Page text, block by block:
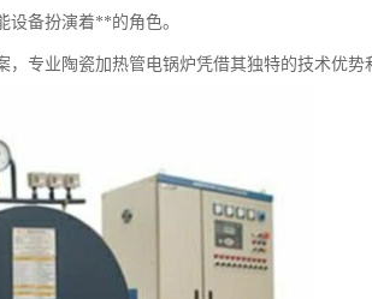
设备扮演着**的角色。
，专业陶瓷加热管电锅炉凭借其独特的技术优